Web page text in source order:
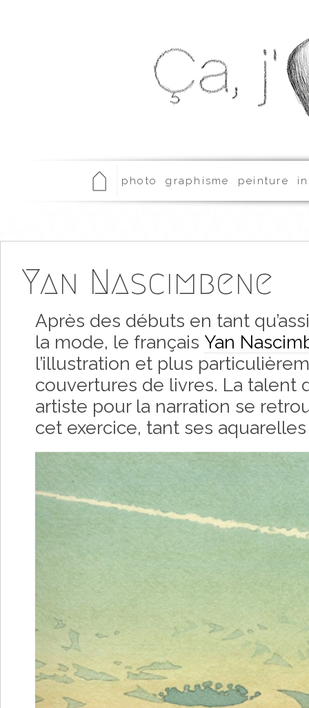
photo graphisme peinture
Yan Nascimbene
Après des débuts en tant
la mode, le français Yan
l’illustration et plus
couvertures de livres. La talent
artiste pour la narration se
cet exercice, tant ses